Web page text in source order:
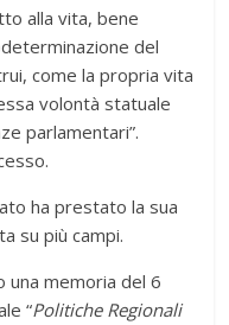
alla vita, bene
del
come la propria vita
volontà statuale
parlamentari”.
ha prestato la sua
su più campi.
una memoria del 6
“Politiche Regionali